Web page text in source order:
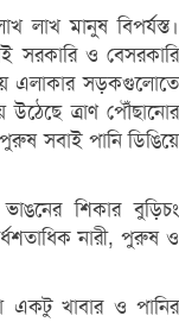
লাখ মানুষ বিপর্যস্ত।
সরকারি ও বেসরকারি
এলাকার সড়কগুলোতে
ত্রাণ পৌঁছানোর
সবাই পানি ডিঙিয়ে
শিকার বুড়িচং
নারী, পুরুষ ও
একটু খাবার ও পানির